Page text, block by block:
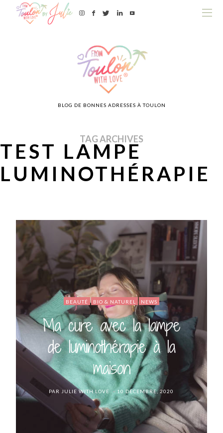
BLOG DE BONNES ADRESSES À TOULON
TAG ARCHIVES
TEST LAMPE
LUMINOTHÉRAPIE
BEAUTÉ BIO & NATUREL NEWS
Ma cure avec la lampe
de luminothérapie à la
maison
PAR JULIE WITH LOVE
POSTED
ON
10 DÉCEMBRE, 2020